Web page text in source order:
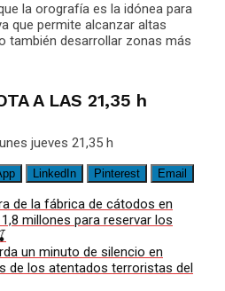
la orografía es la idónea para
que permite alcanzar altas
también desarrollar zonas más
A LAS 21,35 h
LinkedIn Pinterest Email
de la fábrica de cátodos en
millones para reservar los
un minuto de silencio en
de los atentados terroristas del